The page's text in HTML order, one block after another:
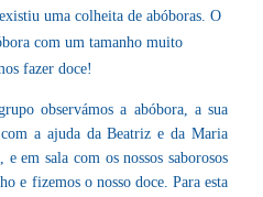
uma colheita de abóboras. O
com um tamanho muito
fazer doce!
observámos a abóbora, a sua
a ajuda da Beatriz e da Maria
em sala com os nossos saborosos
e fizemos o nosso doce. Para esta